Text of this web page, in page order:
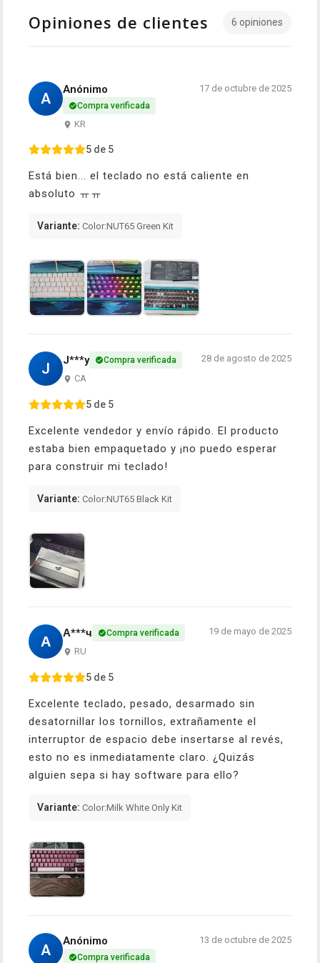
Opiniones de clientes 6 opiniones
A
Anónimo
Compra verificada
KR
17 de octubre de 2025
5 de 5
Está bien... el teclado no está caliente en
absoluto ㅠㅠ
Variante: Color:NUT65 Green Kit
J J***y Compra verificada
CA
28 de agosto de 2025
5 de 5
Excelente vendedor y envío rápido. El producto
estaba bien empaquetado y ¡no puedo esperar
para construir mi teclado!
Variante: Color:NUT65 Black Kit
А А***ч Compra verificada
RU
19 de mayo de 2025
5 de 5
Excelente teclado, pesado, desarmado sin
desatornillar los tornillos, extrañamente el
interruptor de espacio debe insertarse al revés,
esto no es inmediatamente claro. ¿Quizás
alguien sepa si hay software para ello?
Variante: Color:Milk White Only Kit
A
Anónimo
Compra verificada
13 de octubre de 2025